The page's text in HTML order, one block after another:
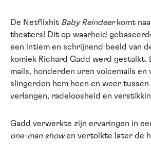
De Netflixhit Baby Reindeer komt
theaters! Dit op waarheid
een intiem en schrijnend beeld van
komiek Richard Gadd werd gestalkt.
mails, honderden uren voicemails en
slingerden hem heen en weer
verlangen, radeloosheid en
Gadd verwerkte zijn ervaringen in
one-man showen vertolkte later de